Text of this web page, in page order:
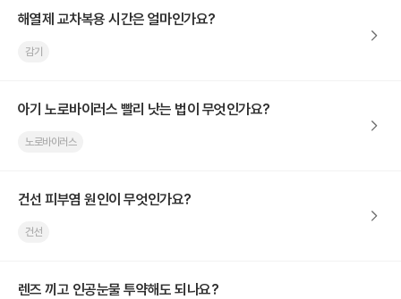
해열제 교차복용 시간은 얼마인가요?
감기
아기 노로바이러스 빨리 낫는 법이 무엇인가요?
노로바이러스
건선 피부염 원인이 무엇인가요?
건선
렌즈 끼고 인공눈물 투약해도 되나요?